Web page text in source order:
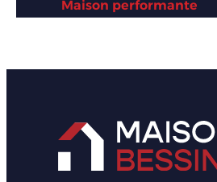
Maison performante